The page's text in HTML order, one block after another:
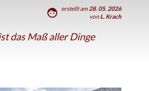
face erstellt am28. 05. 2026
von L. Krach
das Maß aller Dinge